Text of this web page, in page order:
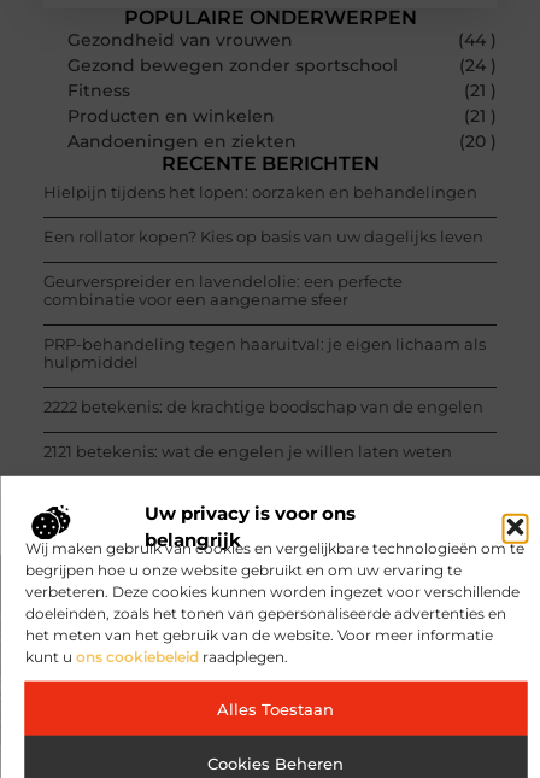
Uw privacy is voor ons
belangrijk
Wij maken gebruik van cookies en vergelijkbare technologieën om te
begrijpen hoe u onze website gebruikt en om uw ervaring te
verbeteren. Deze cookies kunnen worden ingezet voor verschillende
doeleinden, zoals het tonen van gepersonaliseerde advertenties en
het meten van het gebruik van de website. Voor meer informatie
kunt u ons cookiebeleidraadplegen.
Alles Toestaan
Cookies Beheren
POPULAIRE ONDERWERPEN
Gezondheid van vrouwen
(44 )
Gezond bewegen zonder sportschool
(24 )
Fitness
(21 )
Producten en winkelen
(21 )
Aandoeningen en ziekten
(20 )
RECENTE BERICHTEN
Hielpijn tijdens het lopen: oorzaken en behandelingen
Een rollator kopen? Kies op basis van uw dagelijks leven
Geurverspreider en lavendelolie: een perfecte
combinatie voor een aangename sfeer
PRP-behandeling tegen haaruitval: je eigen lichaam als
hulpmiddel
2222 betekenis: de krachtige boodschap van de engelen
2121 betekenis: wat de engelen je willen laten weten
VORIGE
De voordelen van de speelgoedkist
VOLGENDE
GEOBSEDEERD DOOR RONDE SPIEGELS IN DE BADKAMER!